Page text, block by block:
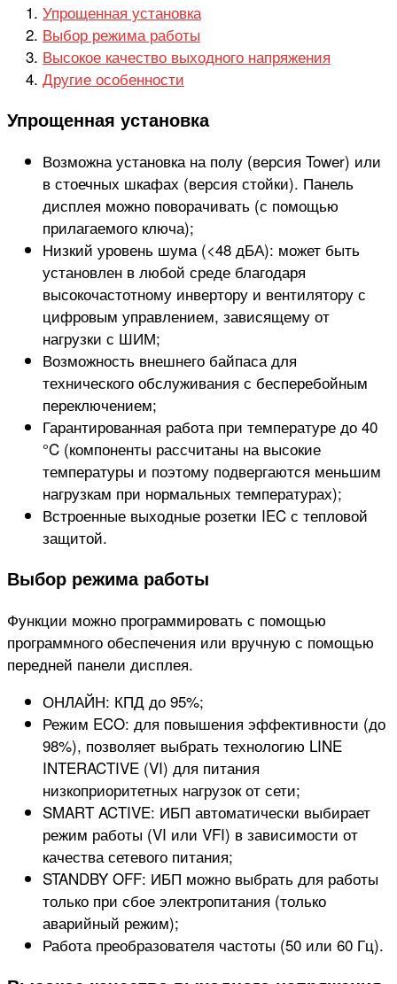
Упрощенная установка
Выбор режима работы
Высокое качество выходного напряжения
Другие особенности
Упрощенная установка
Возможна установка на полу (версия Tower) или
в стоечных шкафах (версия стойки). Панель
дисплея можно поворачивать (с помощью
прилагаемого ключа);
Низкий уровень шума (<48 дБА): может быть
установлен в любой среде благодаря
высокочастотному инвертору и вентилятору с
цифровым управлением, зависящему от
нагрузки с ШИМ;
Возможность внешнего байпаса для
технического обслуживания с бесперебойным
переключением;
Гарантированная работа при температуре до 40
°C (компоненты рассчитаны на высокие
температуры и поэтому подвергаются меньшим
нагрузкам при нормальных температурах);
Встроенные выходные розетки IEC с тепловой
защитой.
Выбор режима работы
Функции можно программировать с помощью
программного обеспечения или вручную с помощью
передней панели дисплея.
ОНЛАЙН: КПД до 95%;
Режим ECO: для повышения эффективности (до
98%), позволяет выбрать технологию LINE
INTERACTIVE (VI) для питания
низкоприоритетных нагрузок от сети;
SMART ACTIVE: ИБП автоматически выбирает
режим работы (VI или VFI) в зависимости от
качества сетевого питания;
STANDBY OFF: ИБП можно выбрать для работы
только при сбое электропитания (только
аварийный режим);
Работа преобразователя частоты (50 или 60 Гц).